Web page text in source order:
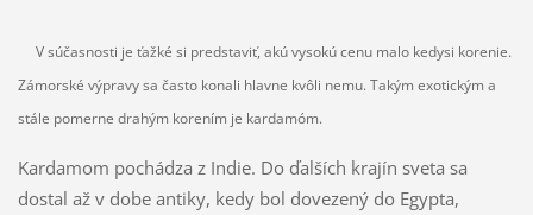
V súčasnosti je ťažké si predstaviť, akú vysokú cenu malo kedysi korenie.
Zámorské výpravy sa často konali hlavne kvôli nemu. Takým exotickým a
stále pomerne drahým korením je kardamóm.
Kardamom pochádza z Indie. Do ďalších krajín sveta sa
dostal až v dobe antiky, kedy bol dovezený do Egypta,